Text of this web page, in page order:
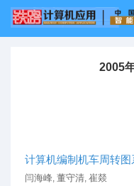
2005
计算机编制机车周转图
闫海峰, 董守清, 崔燚